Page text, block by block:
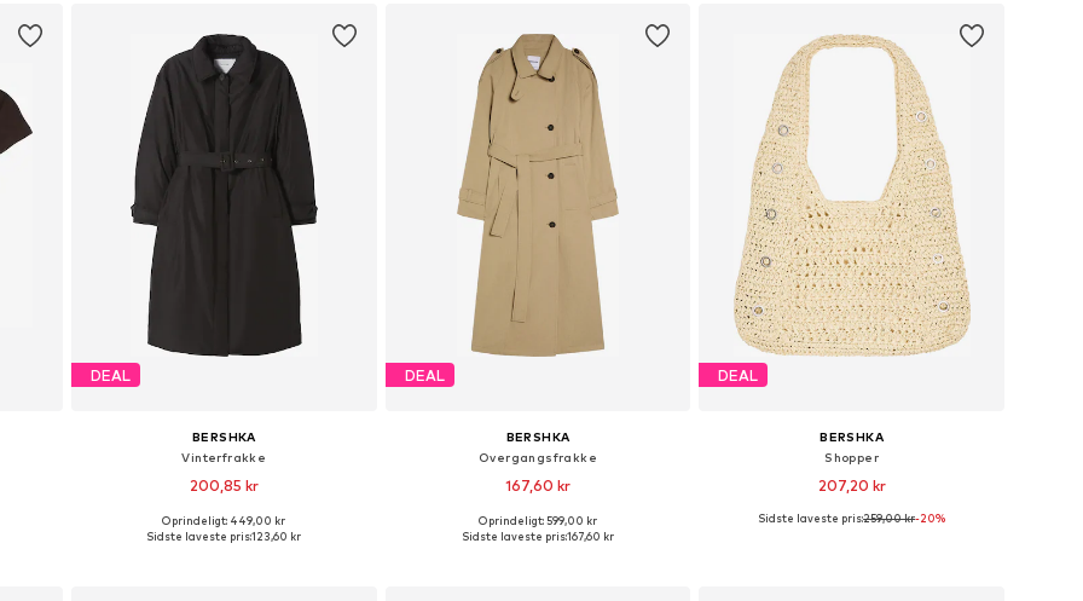
DEAL
BERSHKA
Vinterfrakke
200,85 kr
Tilgængelige størrelser: XS, S, M, L
Oprindeligt: 449,00 kr
Sidste laveste pris:123,60 kr
DEAL
BERSHKA
Overgangsfrakke
167,60 kr
Tilgængelige størrelser: XS-S, M-L
Oprindeligt: 599,00 kr
Sidste laveste pris:167,60 kr
DEAL
BERSHKA
Shopper
207,20 kr
Tilgængelige størrelser: One Size
Sidste laveste pris:259,00 kr-20%